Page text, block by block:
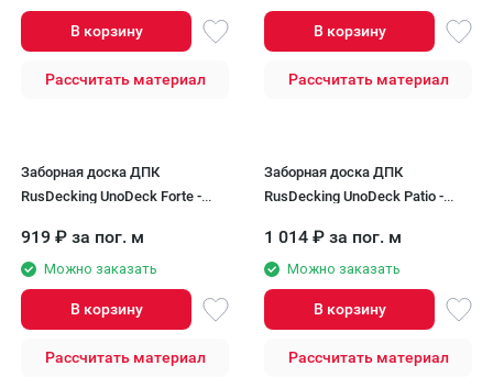
В корзину
Рассчитать материал
В корзину
Рассчитать материал
Заборная доска ДПК
RusDecking UnoDeck Forte -
919 ₽ за пог. м
Можно заказать
В корзину
Рассчитать материал
Заборная доска ДПК
RusDecking UnoDeck Patio -
1 014 ₽ за пог. м
Можно заказать
В корзину
Рассчитать материал